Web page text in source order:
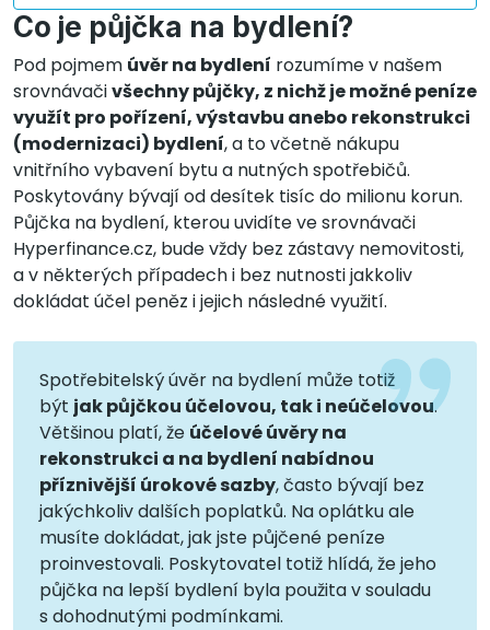
Co je půjčka na bydlení?
Pod pojmem úvěr na bydlení rozumíme v našem
srovnávačivšechny půjčky, z nichž je možné peníze
využít pro pořízení, výstavbu anebo rekonstrukci
(modernizaci) bydlení, a to včetně nákupu
vnitřního vybavení bytu a nutných spotřebičů.
Poskytovány bývají od desítek tisíc do milionu korun.
Půjčka na bydlení, kterou uvidíte ve srovnávači
Hyperfinance.cz, bude vždy bez zástavy nemovitosti,
a v některých případech i bez nutnosti jakkoliv
dokládat účel peněz i jejich následné využití.
Spotřebitelský úvěr na bydlení může totiž
být jak půjčkou účelovou, tak i neúčelovou.
Většinou platí, že účelové úvěry na
rekonstrukci a na bydlení nabídnou
příznivější úrokové sazby, často bývají bez
jakýchkoliv dalších poplatků. Na oplátku ale
musíte dokládat, jak jste půjčené peníze
proinvestovali. Poskytovatel totiž hlídá, že jeho
půjčka na lepší bydlení byla použita v souladu
s dohodnutými podmínkami.